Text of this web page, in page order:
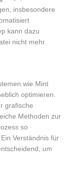
insbesondere
kann dazu
nicht mehr
wie Mint
optimieren.
grafische
Methoden zur
so
Verständnis für
um